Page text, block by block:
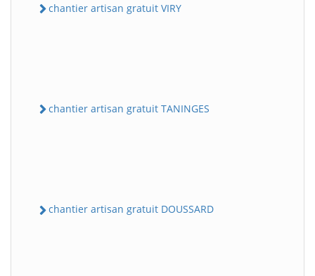
chantier artisan gratuit VIRY
chantier artisan gratuit TANINGES
chantier artisan gratuit DOUSSARD